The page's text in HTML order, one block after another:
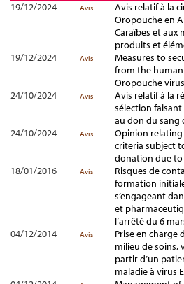
19/12/2024
Avis
Avis relatif à la
Oropouche en
Caraïbes et aux
produits et
19/12/2024
Avis
Measures to
from the
Oropouche virus
24/10/2024
Avis
Avis relatif à la
sélection
au don du sang
24/10/2024
Avis
Opinion
criteria subject
donation due to
18/01/2016
Avis
Risques de
formation
s’engageant
et
l’arrêté du 6
04/12/2014
Avis
Prise en charge
milieu de soins,
partir d’un
maladie à virus